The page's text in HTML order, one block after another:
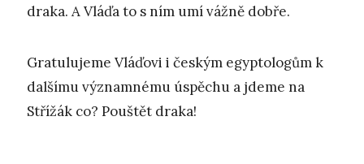
draka. A Vláďa to s ním umí vážně dobře.
Gratulujeme Vláďovi i českým egyptologům k
dalšímu významnému úspěchu a jdeme na
Střížák co? Pouštět draka!